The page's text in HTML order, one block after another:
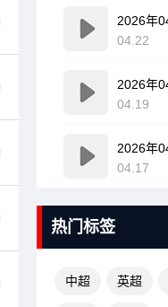
04.22
04.19
04.17
热门标签
中超 英超